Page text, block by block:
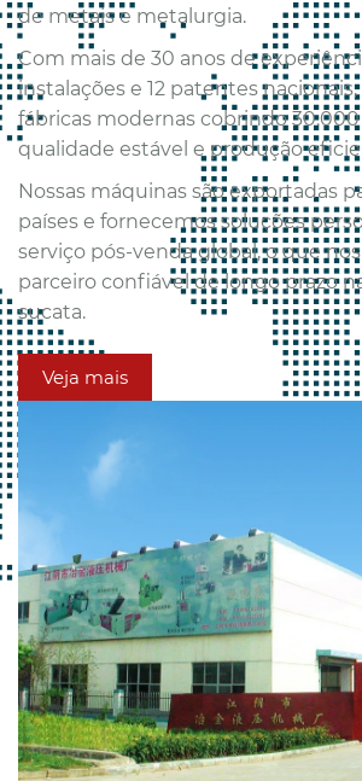
de metais e metalurgia.
Com mais de 30 anos de
instalações e 12 patentes
fábricas modernas cobrindo
qualidade estável e produção
Nossas máquinas são exportadas
países e fornecemos soluções
serviço pós-venda global, o que
parceiro confiável de longo prazo
sucata.
Veja mais